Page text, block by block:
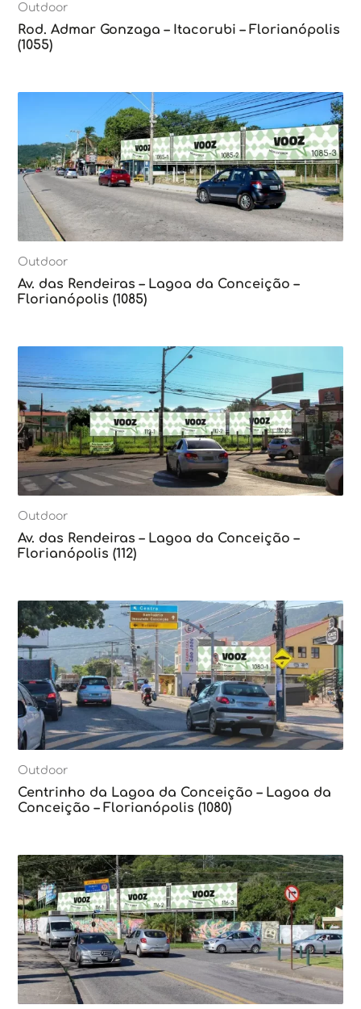
Outdoor
Rod. Admar Gonzaga – Itacorubi – Florianópolis
(1055)
Outdoor
Av. das Rendeiras – Lagoa da Conceição –
Florianópolis (1085)
Outdoor
Av. das Rendeiras – Lagoa da Conceição –
Florianópolis (112)
Outdoor
Centrinho da Lagoa da Conceição – Lagoa da
Conceição – Florianópolis (1080)